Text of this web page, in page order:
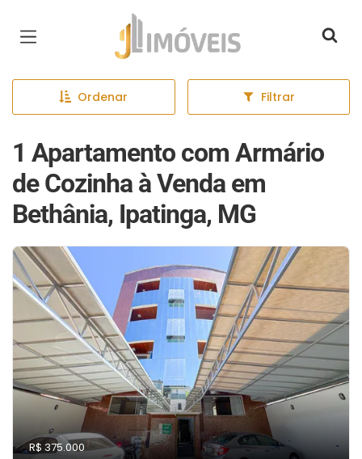
Página inicial
Ordenar Filtrar
1 Apartamento com Armário
de Cozinha à Venda em
Bethânia, Ipatinga, MG
R$ 375.000